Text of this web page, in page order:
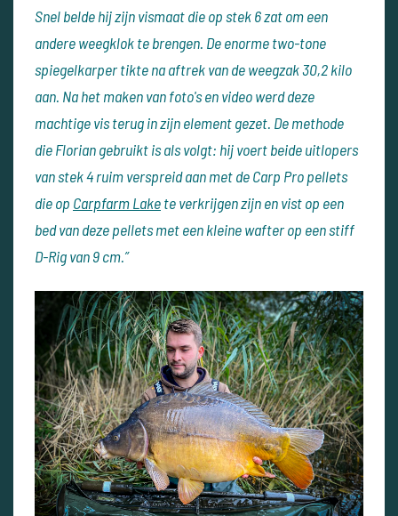
Snel belde hij zijn vismaat die op stek 6 zat om een
andere weegklok te brengen. De enorme two-tone
spiegelkarper tikte na aftrek van de weegzak 30,2 kilo
aan. Na het maken van foto's en video werd deze
machtige vis terug in zijn element gezet. De methode
die Florian gebruikt is als volgt: hij voert beide uitlopers
van stek 4 ruim verspreid aan met de Carp Pro pellets
die op Carpfarm Lakete verkrijgen zijn en vist op een
bed van deze pellets met een kleine wafter op een stiff
D-Rig van 9 cm.”